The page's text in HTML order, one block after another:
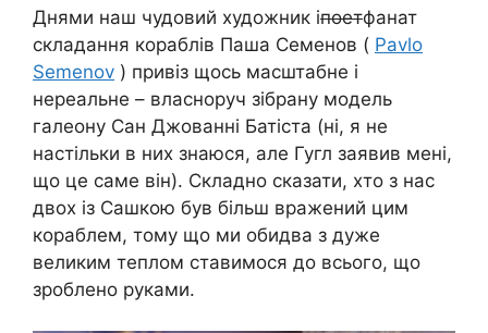
Днями наш чудовий художник іпоетфанат
складання кораблів Паша Семенов ( Pavlo
Semenov ) привіз щось масштабне і
нереальне – власноруч зібрану модель
галеону Сан Джованні Батіста (ні, я не
настільки в них знаюся, але Гугл заявив мені,
що це саме він). Складно сказати, хто з нас
двох із Сашкою був більш вражений цим
кораблем, тому що ми обидва з дуже
великим теплом ставимося до всього, що
зроблено руками.